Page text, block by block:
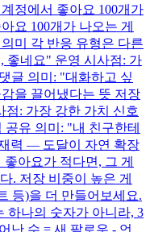
정에서 좋아요 100개가
요 100개가 나오는 게
미 각 반응 유형은 다른
좋네요" 운영 시사점: 가
글 의미: "대화하고 싶
을 끌어냈다는 뜻 저장
: 가장 강한 가치 신호
유 의미: "내 친구한테
력 — 도달이 자연 확장
아요가 적다면, 그 게
. 저장 비중이 높은 게
등)을 더 만들어보세요.
하나의 숫자가 아니라, 3
난 수 = 새 팔로우 - 언